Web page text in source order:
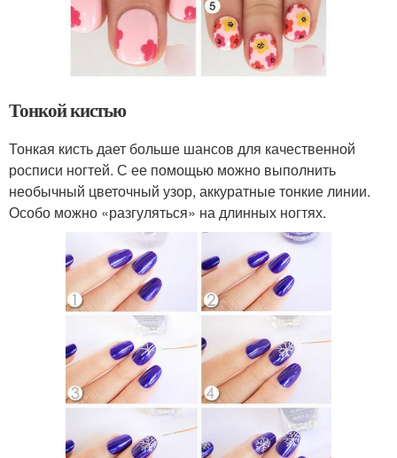
Тонкой кистью
Тонкая кисть дает больше шансов для качественной
росписи ногтей. С ее помощью можно выполнить
необычный цветочный узор, аккуратные тонкие линии.
Особо можно «разгуляться» на длинных ногтях.